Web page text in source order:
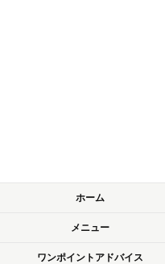
ホーム
メニュー
ワンポイントアドバイス